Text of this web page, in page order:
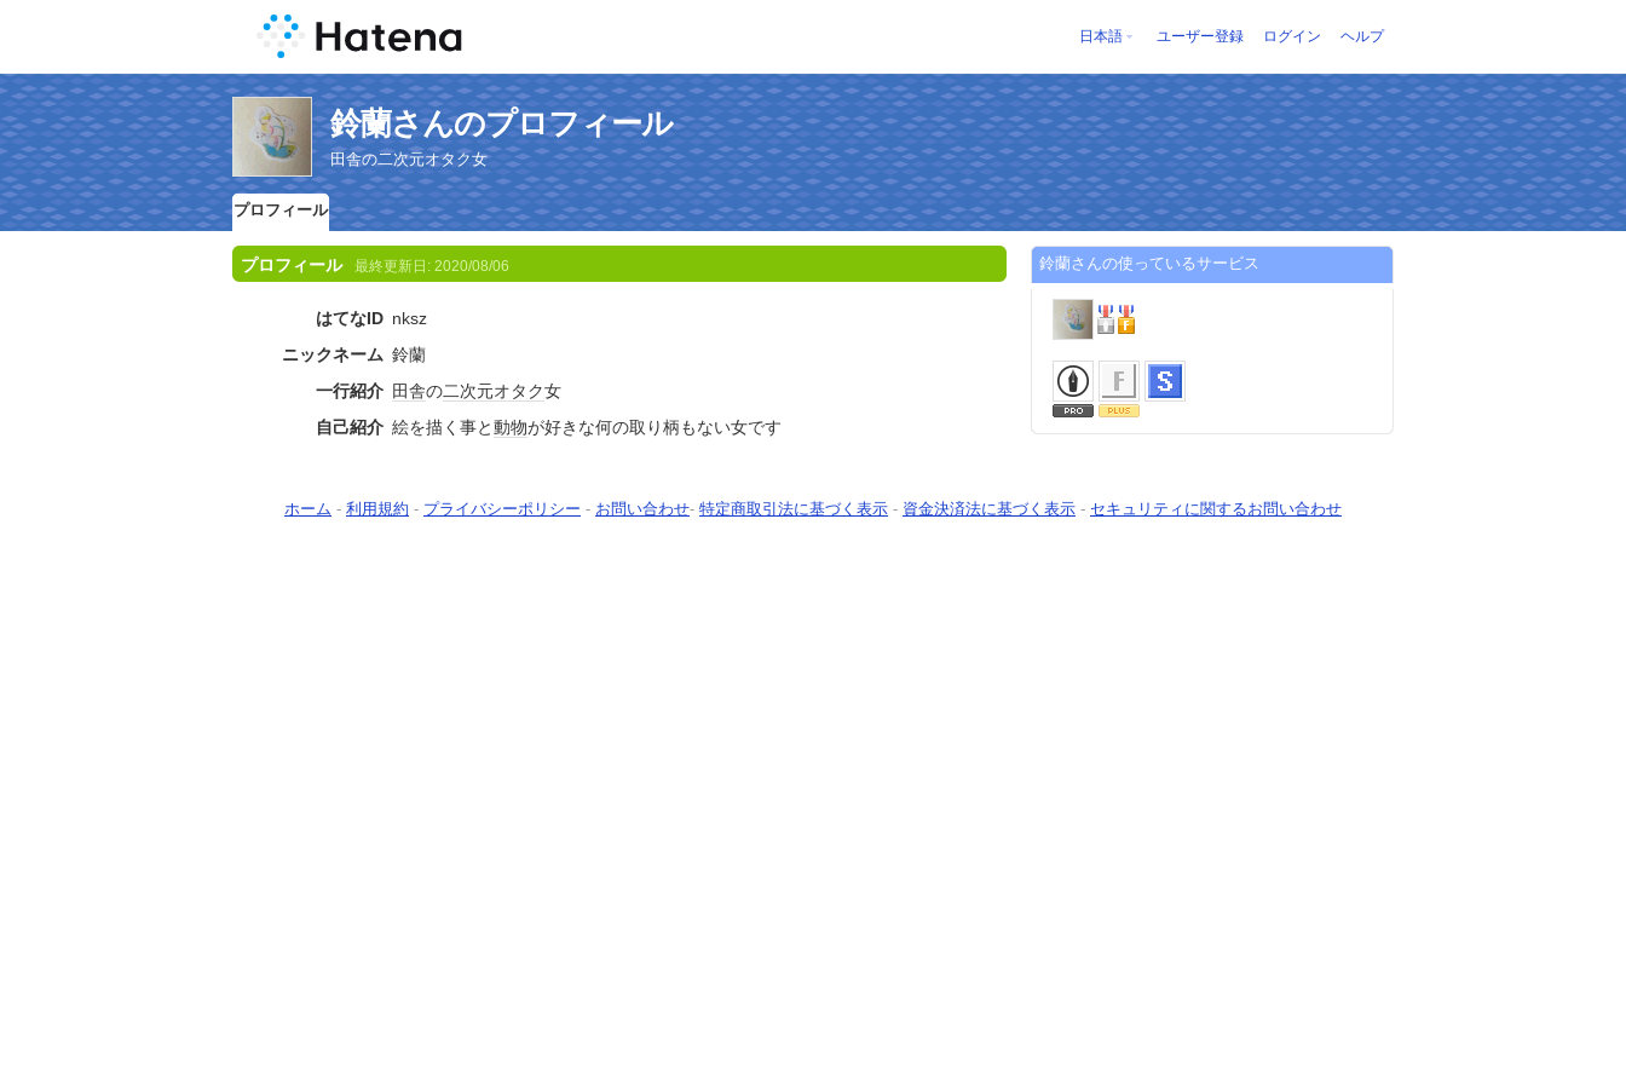
日本語 ユーザー登録 ログイン ヘルプ
鈴蘭さんのプロフィール
田舎の二次元オタク女
プロフィール
プロフィール 最終更新日: 2020/08/06
はてなID nksz
ニックネーム 鈴蘭
一行紹介 田舎の二次元オタク女
自己紹介 絵を描く事と動物が好きな何の取り柄もない女です
鈴蘭さんの使っているサービス
ホーム - 利用規約 - プライバシーポリシー - お問い合わせ- 特定商取引法に基づく表示 - 資金決済法に基づく表示 - セキュリティに関するお問い合わせ